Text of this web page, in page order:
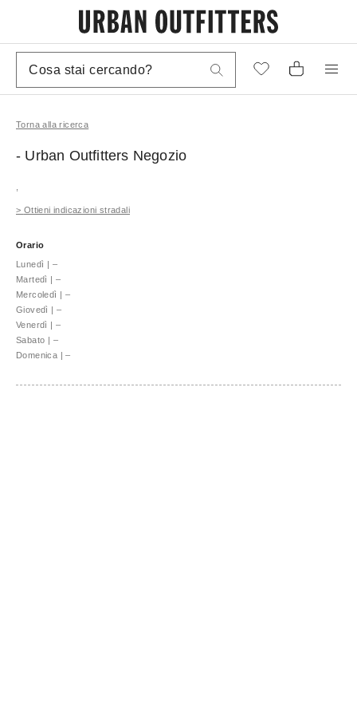
Torna alla ricerca
- Urban Outfitters Negozio
> Ottieni indicazioni stradali
Orario
Lunedì | –
Martedì | –
Mercoledì | –
Giovedì | –
Venerdì | –
Sabato | –
Domenica | –